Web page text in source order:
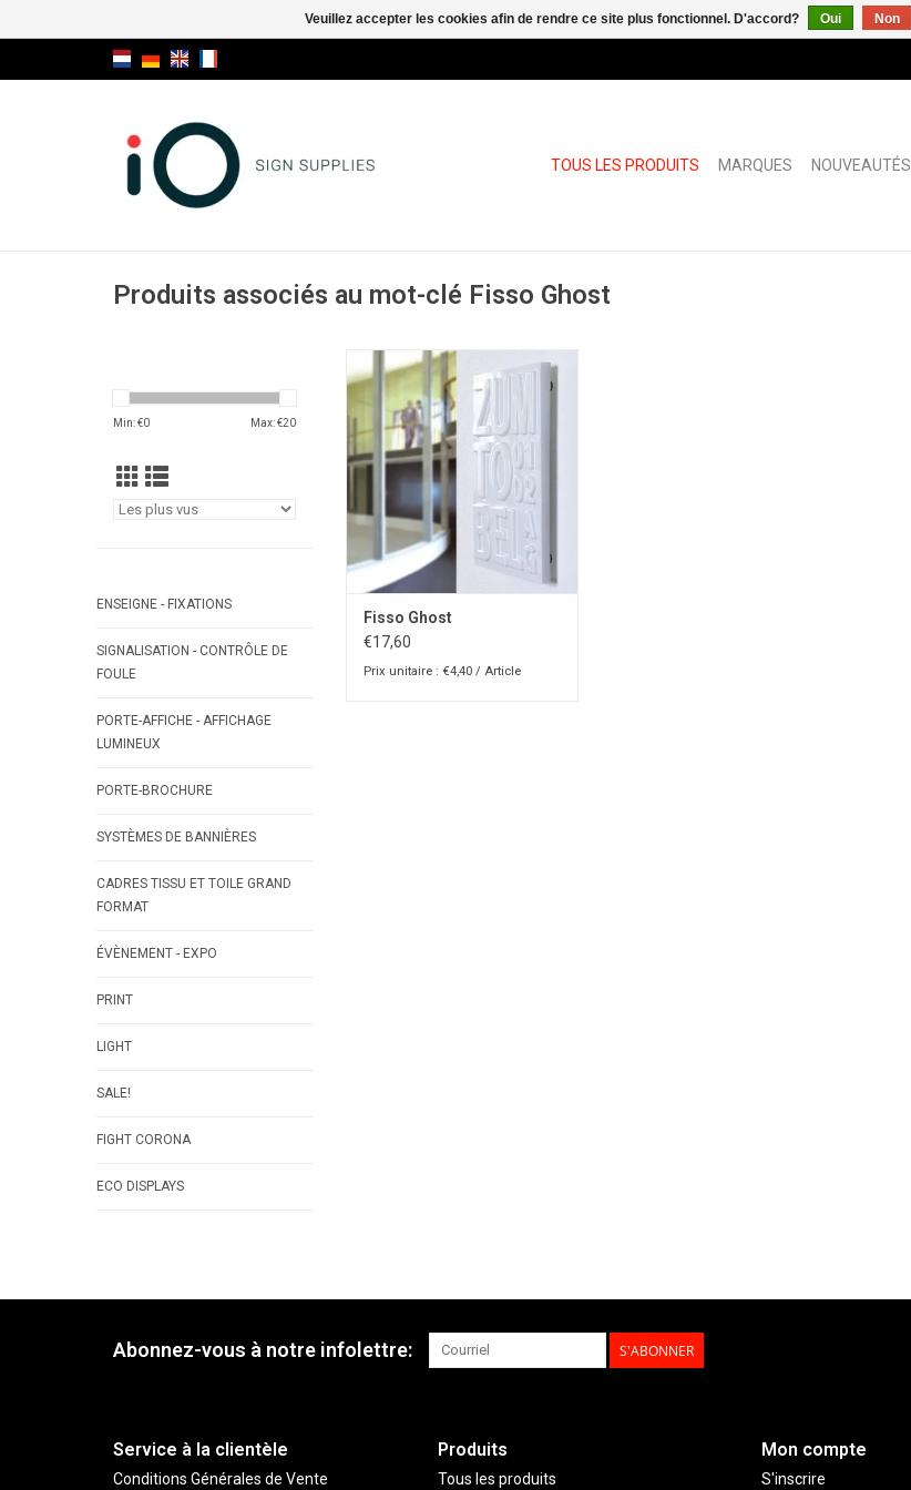
TOUS LES PRODUITS MARQUES NOUVEAUTÉS
Produits associés au mot-clé Fisso Ghost
Min: €0 Max: €20
ENSEIGNE - FIXATIONS
SIGNALISATION - CONTRÔLE DE
FOULE
PORTE-AFFICHE - AFFICHAGE
LUMINEUX
PORTE-BROCHURE
SYSTÈMES DE BANNIÈRES
CADRES TISSU ET TOILE GRAND
FORMAT
ÉVÈNEMENT - EXPO
PRINT
LIGHT
SALE!
FIGHT CORONA
ECO DISPLAYS
Fisso Ghost entretoise invisible
AJOUTER AU PANIER
Fisso Ghost
€17,60
Prix unitaire : €4,40 / Article
Abonnez-vous à notre infolettre: S'ABONNER
Service à la clientèle
Conditions Générales de Vente
Produits
Tous les produits
Mon compte
S'inscrire
Veuillez accepter les cookies afin de rendre ce site plus fonctionnel. D'accord? Oui Non